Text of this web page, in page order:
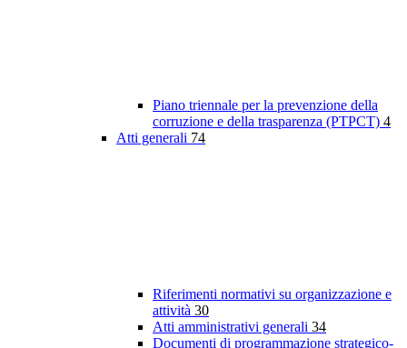
Piano triennale per la prevenzione della
corruzione e della trasparenza (PTPCT) 4
Atti generali 74
Riferimenti normativi su organizzazione e
attività 30
Atti amministrativi generali 34
Documenti di programmazione strategico-